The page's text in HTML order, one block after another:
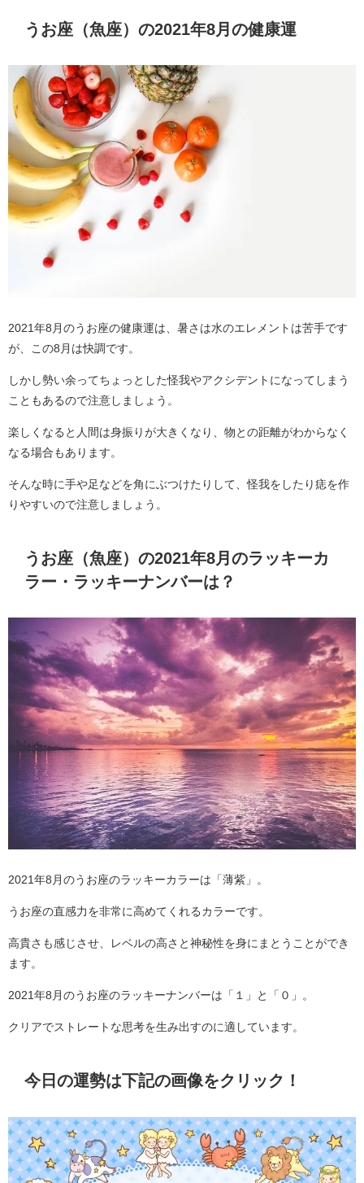
うお座（魚座）の2021年8月の健康運
2021年8月のうお座の健康運は、暑さは水のエレメントは苦手です
が、この8月は快調です。
しかし勢い余ってちょっとした怪我やアクシデントになってしまう
こともあるので注意しましょう。
楽しくなると人間は身振りが大きくなり、物との距離がわからなく
なる場合もあります。
そんな時に手や足などを角にぶつけたりして、怪我をしたり痣を作
りやすいので注意しましょう。
うお座（魚座）の2021年8月のラッキーカ
ラー・ラッキーナンバーは？
2021年8月のうお座のラッキーカラーは「薄紫」。
うお座の直感力を非常に高めてくれるカラーです。
高貴さも感じさせ、レベルの高さと神秘性を身にまとうことができ
ます。
2021年8月のうお座のラッキーナンバーは「１」と「０」。
クリアでストレートな思考を生み出すのに適しています。
今日の運勢は下記の画像をクリック！